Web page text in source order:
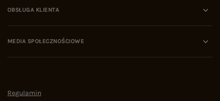
OBSŁUGA KLIENTA
MEDIA SPOŁECZNOŚCIOWE
Regulamin